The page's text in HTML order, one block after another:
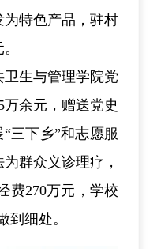
特色产品，驻村
生与管理学院党
余元，赠送党史
三下乡”和志愿服
群众义诊理疗，
费270万元，学校
细处。